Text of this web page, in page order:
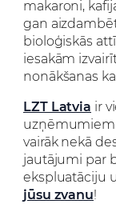
makaroni,
gan
bioloģiskās
iesakām
nonākšanas
LZT Latvia ir
uzņēmumiem
vairāk nekā
jautājumi par
ekspluatāciju
jūsu zvanu!